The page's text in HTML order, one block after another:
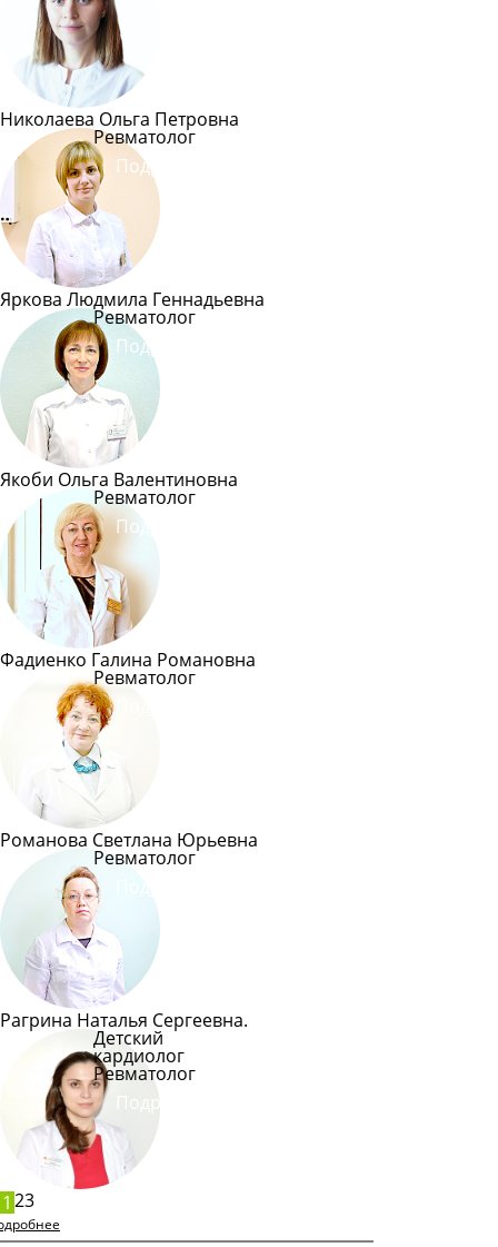
Николаева Ольга Петровна
Ревматолог
Подробнее
Яркова Людмила Геннадьевна
Ревматолог
Подробнее
Якоби Ольга Валентиновна
Ревматолог
Подробнее
Фадиенко Галина Романовна
Ревматолог
Романова Светлана Юрьевна
Ревматолог
Рагрина Наталья Сергеевна.
Детский
кардиолог
Ревматолог
1 23